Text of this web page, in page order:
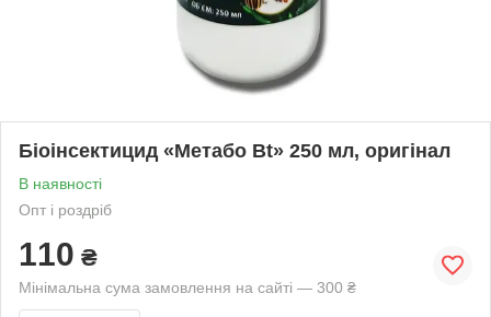
Біоінсектицид «Метабо Bt» 250 мл, оригінал
В наявності
Опт і роздріб
110 ₴
Мінімальна сума замовлення на сайті — 300 ₴